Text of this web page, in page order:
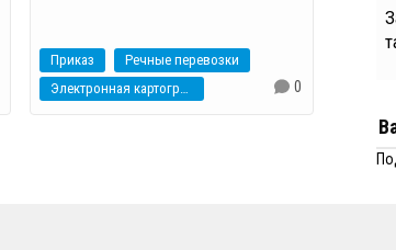
Приказ
Речные перевозки
Электронная картография
0